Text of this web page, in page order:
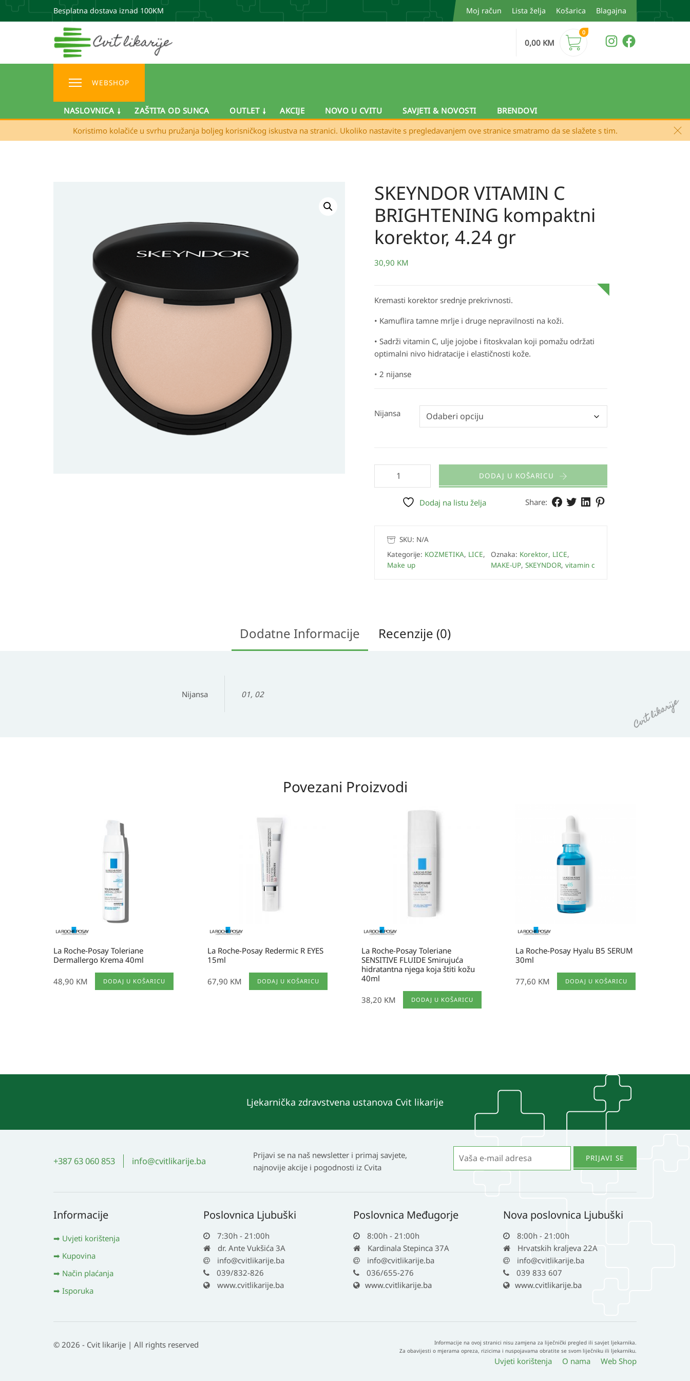
Besplatna dostava iznad 100KM Moj račun Lista želja Košarica Blagajna
0,00 KM
0
WEBSHOP
NASLOVNICA ZAŠTITA OD SUNCA OUTLET AKCIJE NOVO U CVITU SAVJETI & NOVOSTI
BRENDOVI
Koristimo kolačiće u svrhu pružanja boljeg korisničkog iskustva na stranici. Ukoliko nastavite s pregledavanjem ove stranice smatramo da se slažete s tim.
SKEYNDOR VITAMIN C
BRIGHTENING kompaktni
korektor, 4.24 gr
30,90 KM
Kremasti korektor srednje prekrivnosti.
• Kamuflira tamne mrlje i druge nepravilnosti na koži.
• Sadrži vitamin C, ulje jojobe i fitoskvalan koji pomažu održati
optimalni nivo hidratacije i elastičnosti kože.
• 2 nijanse
Nijansa
SKEYNDOR
VITAMIN
BRIGHTENING
kompaktni
korektor,
količina
DODAJ U KOŠARICU
Share:
Dodaj na listu želja
SKU: N/A
Kategorije: KOZMETIKA, LICE,
Make up
Oznaka: Korektor, LICE,
MAKE-UP, SKEYNDOR, vitamin c
Dodatne Informacije Recenzije (0)
Nijansa 01, 02
Povezani Proizvodi
La Roche-Posay Toleriane
Dermallergo Krema 40ml
48,90 KM DODAJ U KOŠARICU
La Roche-Posay Redermic R EYES
15ml
67,90 KM DODAJ U KOŠARICU
La Roche-Posay Toleriane
SENSITIVE FLUIDE Smirujuća
hidratantna njega koja štiti kožu
40ml
38,20 KM DODAJ U KOŠARICU
La Roche-Posay Hyalu B5 SERUM
30ml
77,60 KM DODAJ U KOŠARICU
Ljekarnička zdravstvena ustanova Cvit likarije
+387 63 060 853 info@cvitlikarije.ba
Prijavi se na naš newsletter i primaj savjete,
najnovije akcije i pogodnosti iz Cvita
Informacije
Uvjeti korištenja
Kupovina
Način plaćanja
Isporuka
Poslovnica Ljubuški
7:30h - 21:00h
dr. Ante Vukšića 3A
info@cvitlikarije.ba
039/832-826
www.cvitlikarije.ba
Poslovnica Međugorje
8:00h - 21:00h
Kardinala Stepinca 37A
info@cvitlikarije.ba
036/655-276
www.cvitlikarije.ba
Nova poslovnica Ljubuški
8:00h - 21:00h
Hrvatskih kraljeva 22A
info@cvitlikarije.ba
039 833 607
www.cvitlikarije.ba
© 2026 - Cvit likarije | All rights reserved
Informacije na ovoj stranici nisu zamjena za liječnički pregled ili savjet ljekarnika.
Za obavijesti o mjerama opreza, rizicima i nuspojavama obratite se svom liječniku ili ljekarniku.
Uvjeti korištenja O nama Web Shop